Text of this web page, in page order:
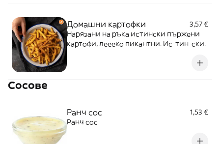
Домашни картофки
3,57 €
Нарязани на ръка истински пържени
картофи, леееко пикантни. Ис-тин-ски.
Сосове
Ранч сос
1,53 €
Ранч сос